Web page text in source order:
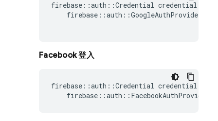
firebase ::auth ::Credential credential
firebase ::auth ::GoogleAuthProvider
Facebook 登入
firebase ::auth ::Credential credential
firebase ::auth :: FacebookAuthProvider